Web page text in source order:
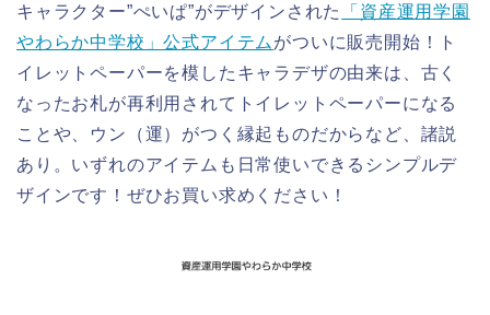
キャラクター”ぺいぱ”がデザインされた
「資産運用学園
やわらか中学校」公式アイテム がついに販売開始！ト
イレットペーパーを模したキャラデザの由来は、古く
なったお札が再利用されてトイレットペーパーになる
ことや、ウン（運）がつく縁起ものだからなど、諸説
あり。いずれのアイテムも日常使いできるシンプルデ
ザインです！ぜひお買い求めください！